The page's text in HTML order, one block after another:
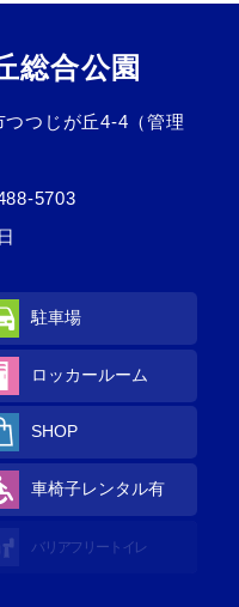
総合公園
つじが丘4-4（管理
5703
駐車場
ロッカールーム
SHOP
車椅子レンタル有
バリアフリートイレ